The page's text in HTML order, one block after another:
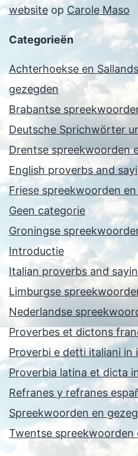
website op Carole Maso
Categorieën
Achterhoekse en
gezegden
Brabantse
Deutsche Sprichwörter
Drentse spreekwoorden
English proverbs and
Friese spreekwoorden
Geen categorie
Groningse
Introductie
Italian proverbs and
Limburgse
Nederlandse
Proverbes et dictons
Proverbi e detti italiani in
Proverbia latina et dicta
Refranes y refranes
Spreekwoorden en
Twentse spreekwoorden